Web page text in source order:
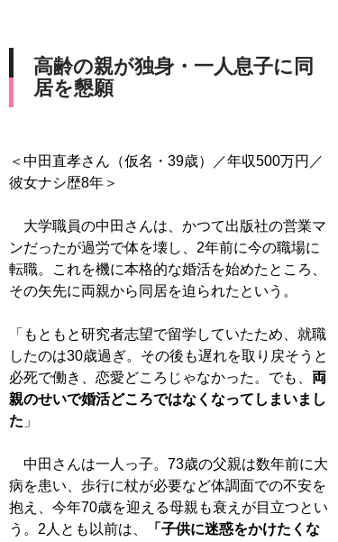
高齢の親が独身・一人息子に同
居を懇願
＜中田直孝さん（仮名・39歳）／年収500万円／
彼女ナシ歴8年＞
大学職員の中田さんは、かつて出版社の営業マ
ンだったが過労で体を壊し、2年前に今の職場に
転職。これを機に本格的な婚活を始めたところ、
その矢先に両親から同居を迫られたという。
「もともと研究者志望で留学していたため、就職
したのは30歳過ぎ。その後も遅れを取り戻そうと
必死で働き、恋愛どころじゃなかった。でも、 両
親のせいで婚活どころではなくなってしまいまし
た 」
中田さんは一人っ子。73歳の父親は数年前に大
病を患い、歩行に杖が必要など体調面での不安を
抱え、今年70歳を迎える母親も衰えが目立つとい
う。2人とも以前は、
「子供に迷惑をかけたくな